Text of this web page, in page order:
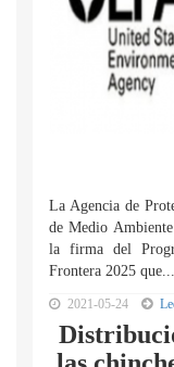
La Agencia de
de Medio
la firma del
Frontera 2025 que...
2021-05-24